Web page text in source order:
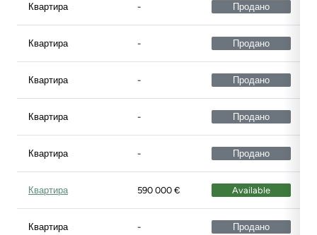
Квартира - Продано
Квартира - Продано
Квартира - Продано
Квартира - Продано
Квартира - Продано
Квартира 590 000 € Available
Квартира - Продано